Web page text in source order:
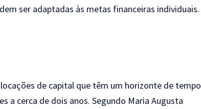
ser adaptadas às metas financeiras individuais.
de capital que têm um horizonte de tempo
a cerca de dois anos. Segundo Maria Augusta